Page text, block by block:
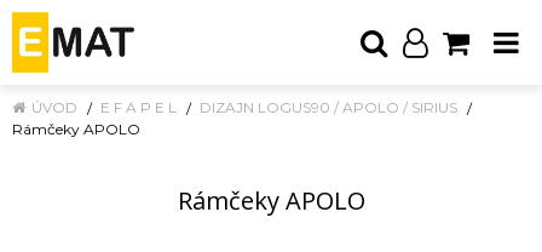
ÚVOD E F A P E L
DIZAJN LOGUS90 / APOLO / SIRIUS
Rámčeky APOLO
Rámčeky APOLO